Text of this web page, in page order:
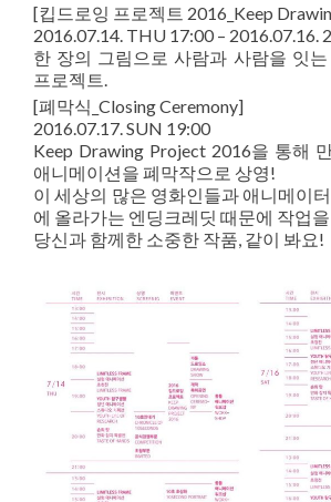
[킵드로잉 프로젝트 2016_Keep
2016.07.14. THU 17:00 – 2016.07.16.
한 장의 그림으로 사람과 사람을 잇
프로젝트.
[폐막식_Closing Ceremony]
2016.07.17. SUN 19:00
Keep Drawing Project 2016을 통해
애니메이션을 폐막작으로 상영!
이 세상의 많은 영화인들과 애니메이
에 올라가는 엔딩크레딧 때문에 작업을
당신과 함께한 소중한 작품, 같이 봐요!